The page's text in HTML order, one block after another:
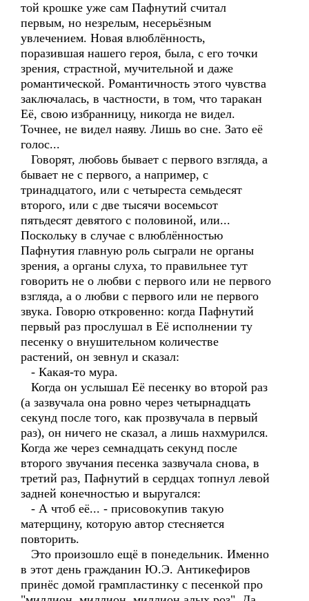
той крошке уже сам Пафнутий считал
первым, но незрелым, несерьёзным
увлечением. Новая влюблённость,
поразившая нашего героя, была, с его точки
зрения, страстной, мучительной и даже
романтической. Романтичность этого чувства
заключалась, в частности, в том, что таракан
Её, свою избранницу, никогда не видел.
Точнее, не видел наяву. Лишь во сне. Зато её
голос...
Говорят, любовь бывает с первого взгляда, а
бывает не с первого, а например, с
тринадцатого, или с четыреста семьдесят
второго, или с две тысячи восемьсот
пятьдесят девятого с половиной, или...
Поскольку в случае с влюблённостью
Пафнутия главную роль сыграли не органы
зрения, а органы слуха, то правильнее тут
говорить не о любви с первого или не первого
взгляда, а о любви с первого или не первого
звука. Говорю откровенно: когда Пафнутий
первый раз прослушал в Её исполнении ту
песенку о внушительном количестве
растений, он зевнул и сказал:
- Какая-то мура.
Когда он услышал Её песенку во второй раз
(а зазвучала она ровно через четырнадцать
секунд после того, как прозвучала в первый
раз), он ничего не сказал, а лишь нахмурился.
Когда же через семнадцать секунд после
второго звучания песенка зазвучала снова, в
третий раз, Пафнутий в сердцах топнул левой
задней конечностью и выругался:
- А чтоб её... - присовокупив такую
матерщину, которую автор стесняется
повторить.
Это произошло ещё в понедельник. Именно
в этот день гражданин Ю.Э. Антикефиров
принёс домой грампластинку с песенкой про